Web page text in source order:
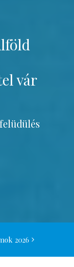
vár
2026